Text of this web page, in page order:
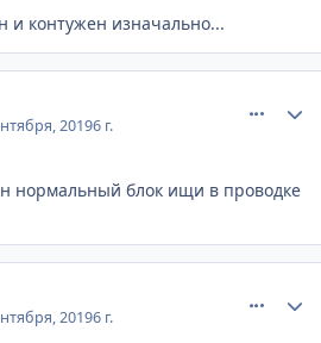
и контужен изначально...
20196 г.
нормальный блок ищи в проводке
20196 г.